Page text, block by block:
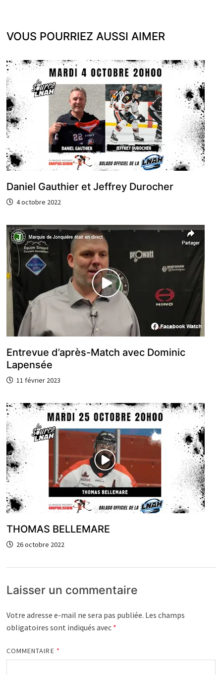
VOUS POURRIEZ AUSSI AIMER
Daniel Gauthier et Jeffrey Durocher
4 octobre 2022
Entrevue d’après-Match avec Dominic
Lapensée
11 février 2023
THOMAS BELLEMARE
26 octobre 2022
Laisser un commentaire
Votre adresse e-mail ne sera pas publiée. Les champs
obligatoires sont indiqués avec *
COMMENTAIRE *